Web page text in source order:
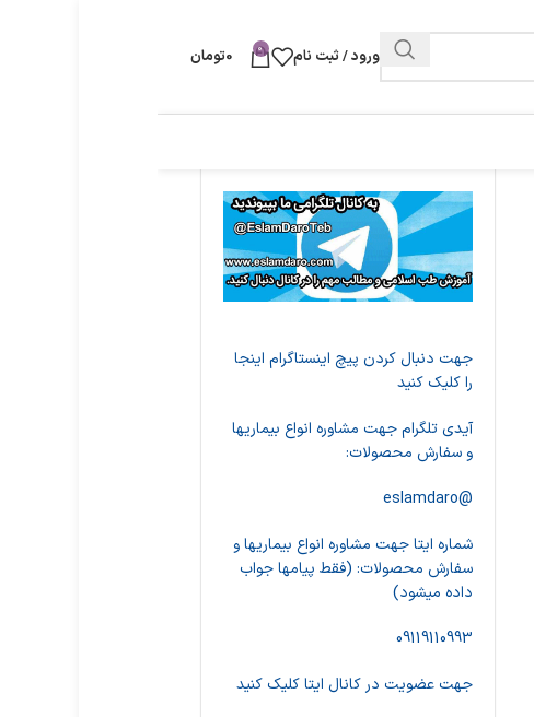
ورود / ثبت نام 0
0تومان
جهت دنبال کردن پیچ اینستاگرام اینجا
را کلیک کنید
آیدی تلگرام جهت مشاوره انواع بیماریها
و سفارش محصولات:
@eslamdaro
شماره ایتا جهت مشاوره انواع بیماریها و
سفارش محصولات: (فقط پیامها جواب
داده میشود)
09119110993
جهت عضویت در کانال ایتا کلیک کنید